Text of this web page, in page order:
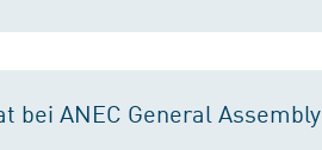
bei ANEC General Assembly